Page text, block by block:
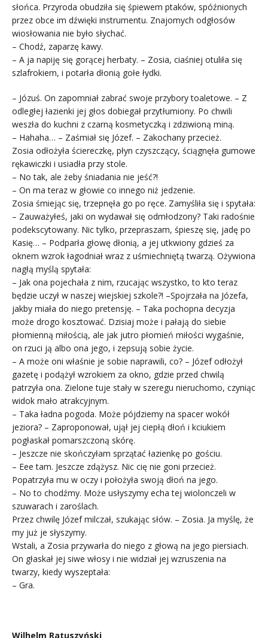
słońca. Przyroda obudziła się śpiewem ptaków, spóźnionych
przez obce im dźwięki instrumentu. Znajomych odgłosów
wiosłowania nie było słychać.
– Chodź, zaparzę kawy.
– A ja napiję się gorącej herbaty. – Zosia, ciaśniej otuliła się
szlafrokiem, i potarła dłonią gołe łydki.
– Józuś. On zapomniał zabrać swoje przybory toaletowe. – Z
odległej łazienki jej głos dobiegał przytłumiony. Po chwili
weszła do kuchni z czarną kosmetyczką i zdziwioną miną.
– Hahaha… – Zaśmiał się Józef. – Zakochany przecież.
Zosia odłożyła ściereczkę, płyn czyszczący, ściągnęła gumowe
rękawiczki i usiadła przy stole.
– No tak, ale żeby śniadania nie jeść?!
– On ma teraz w głowie co innego niż jedzenie.
Zosia śmiejąc się, trzepnęła go po ręce. Zamyśliła się i spytała:
– Zauważyłeś, jaki on wydawał się odmłodzony? Taki radośnie
podekscytowany. Nic tylko, przepraszam, śpieszę się, jadę po
Kasię… – Podparła głowę dłonią, a jej utkwiony gdzieś za
oknem wzrok łagodniał wraz z uśmiechniętą twarzą. Ożywiona
nagłą myślą spytała:
– Jak ona pojechała z nim, rzucając wszystko, to kto teraz
będzie uczył w naszej wiejskiej szkole?! –Spojrzała na Józefa,
jakby miała do niego pretensję. – Taka pochopna decyzja
może drogo kosztować. Dzisiaj może i pałają do siebie
płomienną miłością, ale jak jutro płomień miłości wygaśnie,
on rzuci ją albo ona jego, i zepsują sobie życie.
– A może oni właśnie je sobie naprawili, co? – Józef odłożył
gazetę i podążył wzrokiem za okno, gdzie przed chwilą
patrzyła ona. Zielone tuje stały w szeregu nieruchomo, czyniąc
widok mało atrakcyjnym.
– Taka ładna pogoda. Może pójdziemy na spacer wokół
jeziora? – Zaproponował, ujął jej ciepłą dłoń i kciukiem
pogłaskał pomarszczoną skórę.
– Jeszcze nie skończyłam sprzątać łazienkę po gościu.
– Eee tam. Jeszcze zdążysz. Nic cię nie goni przecież.
Popatrzyła mu w oczy i położyła swoją dłoń na jego.
– No to chodźmy. Może usłyszymy echa tej wiolonczeli w
szuwarach i zaroślach.
Przez chwilę Józef milczał, szukając słów. – Zosia. Ja myślę, że
my już je słyszymy.
Wstali, a Zosia przywarła do niego z głową na jego piersiach.
On głaskał jej siwe włosy i nie widział jej wzruszenia na
twarzy, kiedy wyszeptała:
– Gra.
Wilhelm Ratuszyński